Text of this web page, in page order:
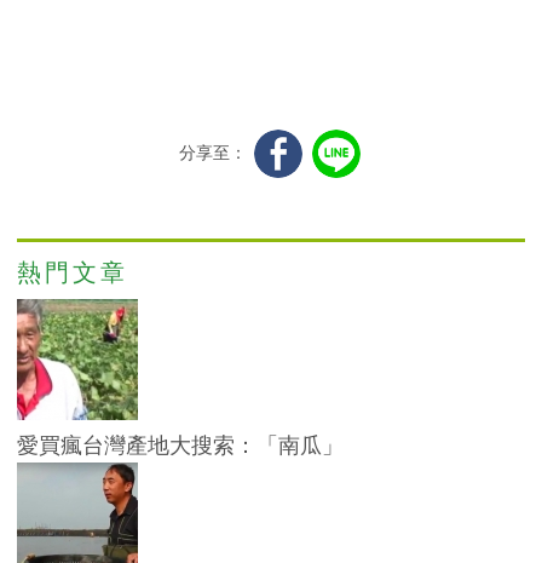
分享至：
熱門文章
愛買瘋台灣產地大搜索：「南瓜」